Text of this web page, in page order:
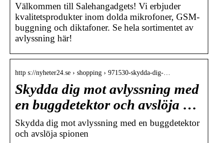
Välkommen till Salehangadgets! Vi erbjuder
kvalitetsprodukter inom dolda mikrofoner, GSM-
buggning och diktafoner. Se hela sortimentet av
avlyssning här!
http s://nyheter24.se › shopping › 971530-skydda-dig-…
Skydda dig mot avlyssning med
en buggdetektor och avslöja …
Skydda dig mot avlyssning med en buggdetektor
och avslöja spionen